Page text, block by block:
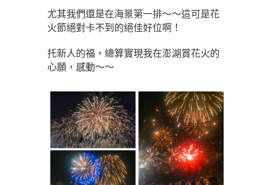
尤其我們還是在海景第一排～～這可是花
火節絕對卡不到的絕佳好位啊！
托新人的福，總算實現我在澎湖賞花火的
心願，感動～～